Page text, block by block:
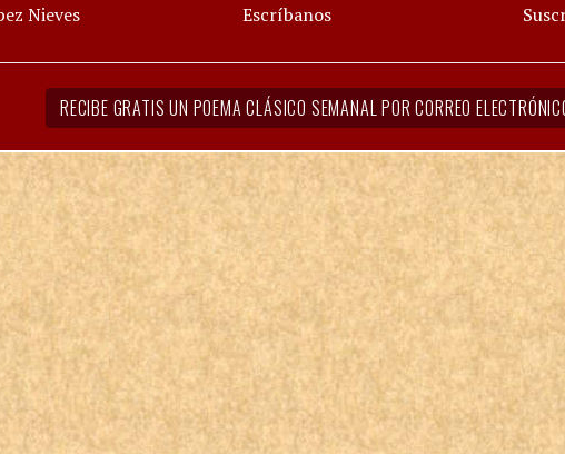
Nieves Escríbanos
RECIBE GRATIS UN POEMA CLÁSICO SEMANAL POR CORREO